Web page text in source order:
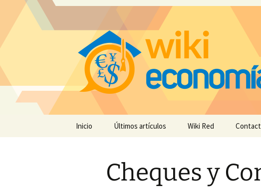
Inicio Últimos artículos Wiki Red
Cheques y